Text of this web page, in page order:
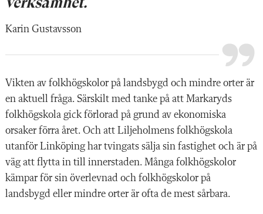
Karin Gustavsson
Vikten av folkhögskolor på landsbygd och mindre orter är
en aktuell fråga. Särskilt med tanke på att Markaryds
folkhögskola gick förlorad på grund av ekonomiska
orsaker förra året. Och att Liljeholmens folkhögskola
utanför Linköping har tvingats sälja sin fastighet och är på
väg att flytta in till innerstaden. Många folkhögskolor
kämpar för sin överlevnad och folkhögskolor på
landsbygd eller mindre orter är ofta de mest sårbara.